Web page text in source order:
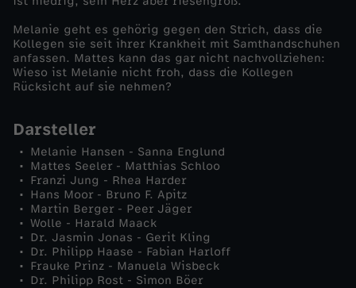
m
e
A
u
g
u
Melanie geht es gehörig gegen den Strich, dass die
Kollegen sie seit ihrer Krankheit mit Samthandschuhen
anfassen. Mattes kann das gar nicht nachvollziehen:
Wieso ist Melanie nicht froh, dass die Kollegen
Rücksicht auf sie nehmen?
Darsteller
Melanie Hansen - Sanna Englund
Mattes Seeler - Matthias Schloo
Franzi Jung - Rhea Harder
Hans Moor - Bruno F. Apitz
Martin Berger - Peer Jäger
Wolle - Harald Maack
Dr. Jasmin Jonas - Gerit Kling
Dr. Philipp Haase - Fabian Harloff
Frauke Prinz - Manuela Wisbeck
Dr. Philipp Rost - Simon Böer